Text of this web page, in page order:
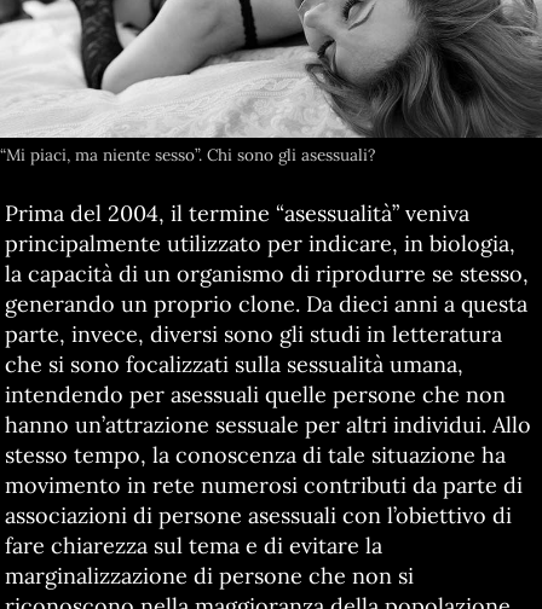
“Mi piaci, ma niente sesso”. Chi sono gli asessuali?
Prima del 2004, il termine “asessualità” veniva
principalmente utilizzato per indicare, in biologia,
la capacità di un organismo di riprodurre se stesso,
generando un proprio clone. Da dieci anni a questa
parte, invece, diversi sono gli studi in letteratura
che si sono focalizzati sulla sessualità umana,
intendendo per asessuali quelle persone che non
hanno un’attrazione sessuale per altri individui. Allo
stesso tempo, la conoscenza di tale situazione ha
movimento in rete numerosi contributi da parte di
associazioni di persone asessuali con l’obiettivo di
fare chiarezza sul tema e di evitare la
marginalizzazione di persone che non si